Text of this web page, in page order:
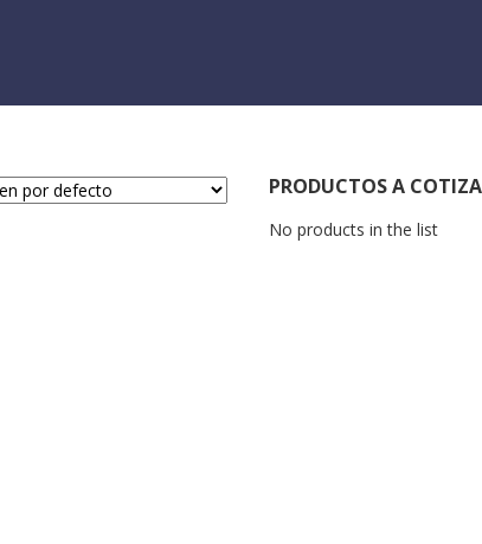
PRODUCTOS A
No products in the list